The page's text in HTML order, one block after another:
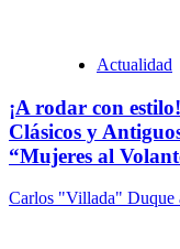
Actualidad
¡A rodar con
Clásicos y
“Mujeres al
Carlos "Villada" Duque